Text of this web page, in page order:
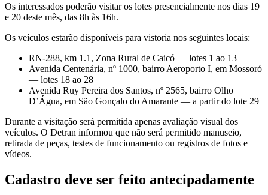
Os interessados poderão visitar os lotes presencialmente nos dias 19
e 20 deste mês, das 8h às 16h.
Os veículos estarão disponíveis para vistoria nos seguintes locais:
RN-288, km 1.1, Zona Rural de Caicó — lotes 1 ao 13
Avenida Centenária, nº 1000, bairro Aeroporto I, em Mossoró
— lotes 18 ao 28
Avenida Ruy Pereira dos Santos, nº 2565, bairro Olho
D’Água, em São Gonçalo do Amarante — a partir do lote 29
Durante a visitação será permitida apenas avaliação visual dos
veículos. O Detran informou que não será permitido manuseio,
retirada de peças, testes de funcionamento ou registros de fotos e
vídeos.
Cadastro deve ser feito antecipadamente